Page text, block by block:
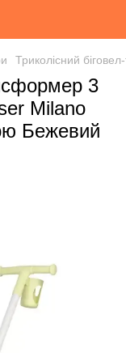
Триколісний
3
Milano
Бежевий